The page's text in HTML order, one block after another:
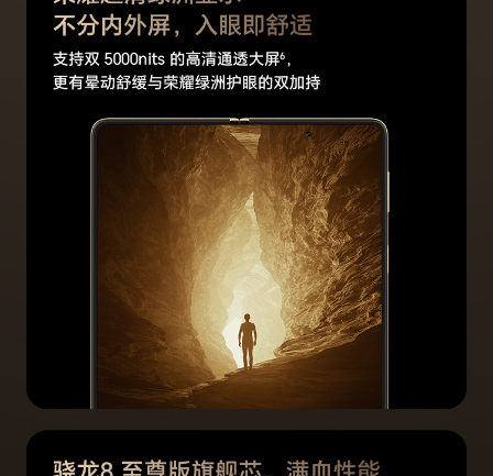
WLAN 频率
2.4GHz和5GHz
WLAN 直连
支持
蓝牙6.0，支持低功耗蓝牙(BLE)、LE Audio
tX Adaptive、LC3
支持ASHA助听器协议(备注:*高清音频编解码，需
要对端蓝牙设备也支持。)
支持（反向供电时最大输出电流1A/5V）
支持（L1+L5双频）
支持
支持
Glonass
支持
北斗
支持，支持北斗B1I+B1C+B2a+B2b四频
A-GNSS
支持